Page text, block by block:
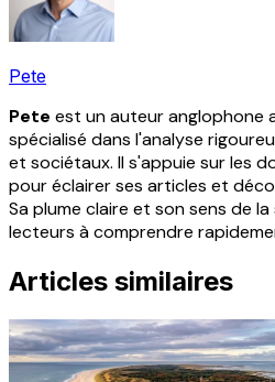
Pete
Pete est un auteur anglophone
spécialisé dans l'analyse
et sociétaux. Il s'appuie sur les
pour éclairer ses articles et
Sa plume claire et son sens de
lecteurs à comprendre
Articles similaires